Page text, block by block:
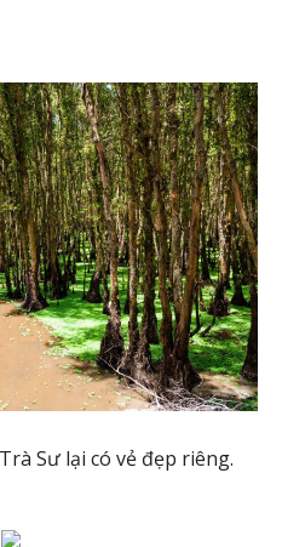
Sư lại có vẻ đẹp riêng.